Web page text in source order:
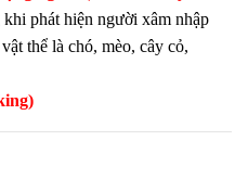
phát hiện người xâm nhập
thể là chó, mèo, cây cỏ,